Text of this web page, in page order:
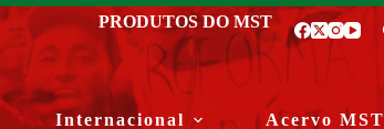
PRODUTOS DO MST
Internacional Acervo MST